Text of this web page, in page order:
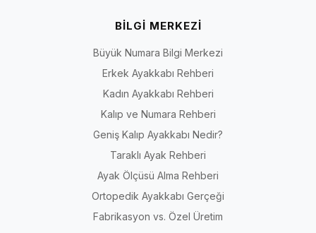
BİLGİ MERKEZİ
Büyük Numara Bilgi Merkezi
Erkek Ayakkabı Rehberi
Kadın Ayakkabı Rehberi
Kalıp ve Numara Rehberi
Geniş Kalıp Ayakkabı Nedir?
Taraklı Ayak Rehberi
Ayak Ölçüsü Alma Rehberi
Ortopedik Ayakkabı Gerçeği
Fabrikasyon vs. Özel Üretim